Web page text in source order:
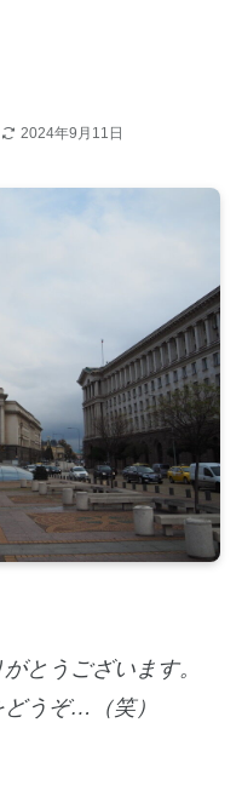
2024年9月11日
とうございます。
うぞ…（笑）